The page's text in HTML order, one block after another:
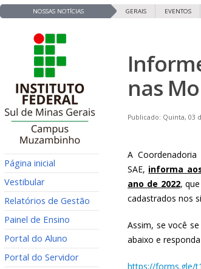
NOSSAS NOTÍCIAS GERAIS EVENTOS
Página inicial
Vestibular
Relatórios de Gestão
Painel de Ensino
Portal do Aluno
Portal do Servidor
nas
Publicado: Quinta, 03
A
SAE, informa
ano de 2022,
cadastrados nos
Assim, se você
abaixo e
https://forms.gle/